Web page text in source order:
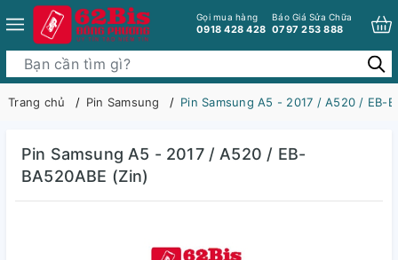
Gọi mua hàng
0918 428 428
Báo Giá Sửa Chữa
0797 253 888
Trang chủ Pin Samsung Pin Samsung A5 - 2017 / A520 / EB-
Pin Samsung A5 - 2017 / A520 / EB-
BA520ABE (Zin)